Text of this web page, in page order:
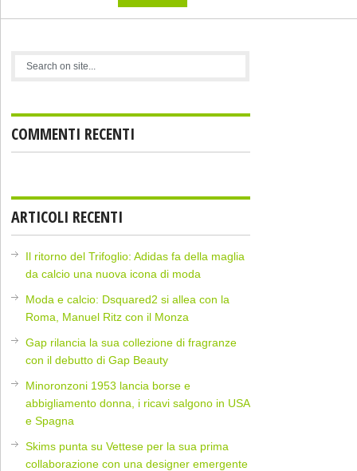
COMMENTI RECENTI
ARTICOLI RECENTI
Il ritorno del Trifoglio: Adidas fa della maglia
da calcio una nuova icona di moda
Moda e calcio: Dsquared2 si allea con la
Roma, Manuel Ritz con il Monza
Gap rilancia la sua collezione di fragranze
con il debutto di Gap Beauty
Minoronzoni 1953 lancia borse e
abbigliamento donna, i ricavi salgono in USA
e Spagna
Skims punta su Vettese per la sua prima
collaborazione con una designer emergente